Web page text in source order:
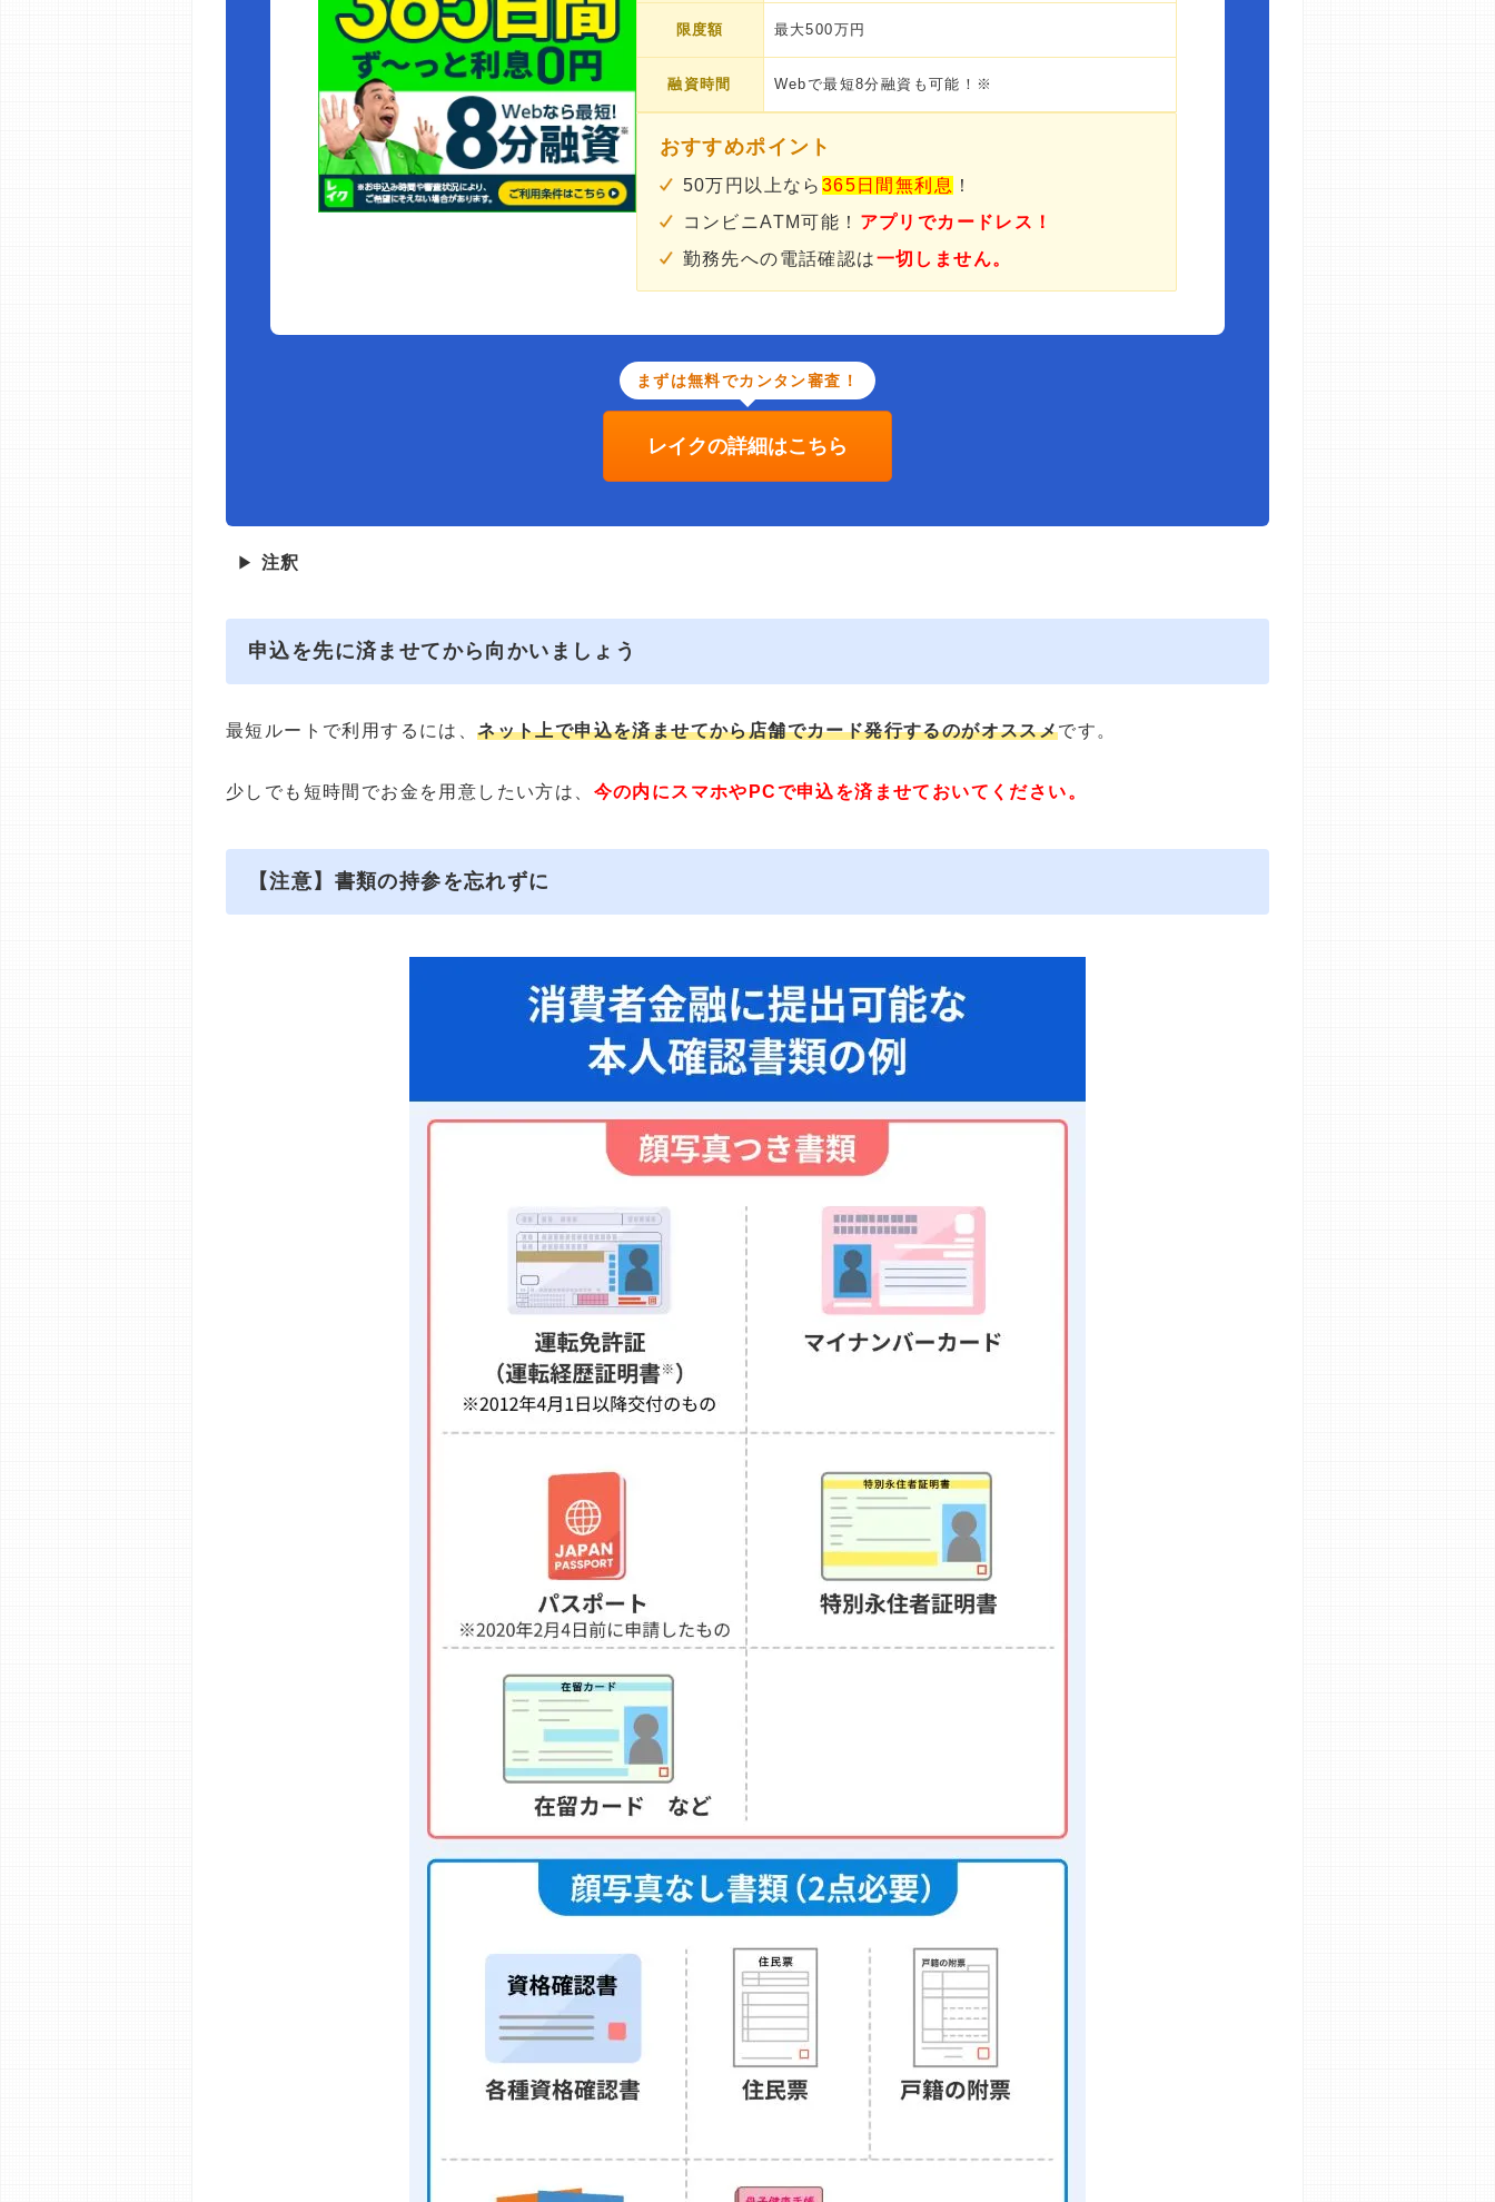
限度額 最大500万円
融資時間 Webで最短8分融資も可能！※
おすすめポイント
50万円以上なら 365日間無利息 ！
コンビニATM可能！ アプリでカードレス！
勤務先への電話確認は一切しません。
まずは無料でカンタン審査！
レイクの詳細はこちら
▶ 注釈
申込を先に済ませてから向かいましょう
最短ルートで利用するには、ネット上で申込を済ませてから店舗でカード発行するのがオススメです。
少しでも短時間でお金を用意したい方は、 今の内にスマホやPCで申込を済ませておいてください。
【注意】書類の持参を忘れずに